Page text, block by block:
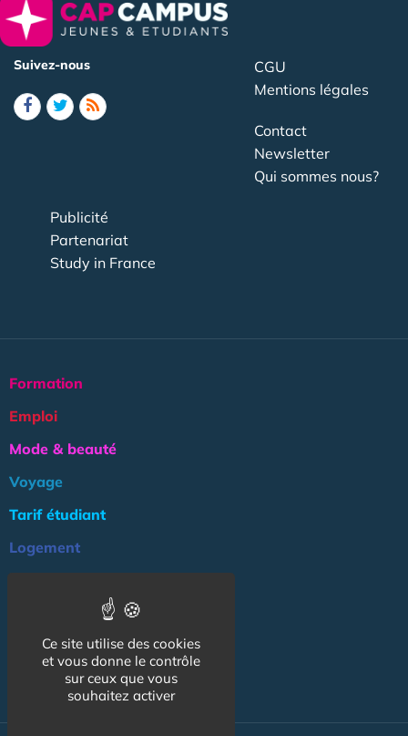
Suivez-nous
CGU
Mentions légales
Contact
Newsletter
Qui sommes nous?
Publicité
Partenariat
Study in France
Formation
Emploi
Mode & beauté
Voyage
Tarif étudiant
Logement
Association
NOS AUTRES SITES :
Ce site utilise des cookies
et vous donne le contrôle
sur ceux que vous
souhaitez activer